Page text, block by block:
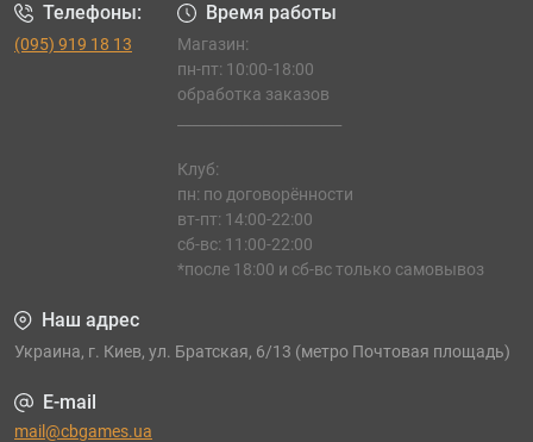
Телефоны:
(095) 919 18 13
Время работы
Магазин:
пн-пт: 10:00-18:00
обработка заказов
Клуб:
пн: по договорённости
вт-пт: 14:00-22:00
сб-вс: 11:00-22:00
*после 18:00 и сб-вс только самовывоз
Наш адрес
Украина, г. Киев, ул. Братская, 6/13 (метро Почтовая площадь)
E-mail
mail@cbgames.ua